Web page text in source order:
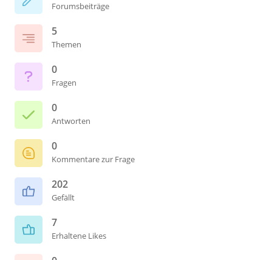
Forumsbeiträge
5
Themen
0
Fragen
0
Antworten
0
Kommentare zur Frage
202
Gefällt
7
Erhaltene Likes